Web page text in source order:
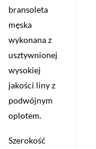
bransoleta
męska
wykonana z
usztywnionej
wysokiej
jakości liny z
podwójnym
oplotem.
Szerokość